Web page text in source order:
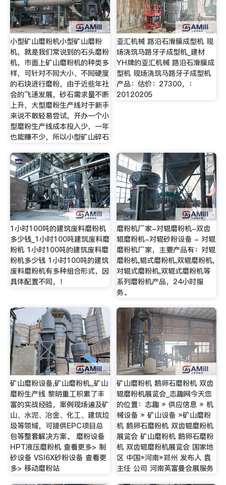
小型矿山磨粉机小型矿山磨粉
机，就是我们常说到的石头磨粉
机，市面上矿山磨粉机的种类多
样，可针对不同大小、不同硬度
的石块进行磨粉，由于近些年社
会的飞速发展，砂石需求量不断
上升，大型磨粉生产线对于新手
来说不敢轻易尝试，开办一个小
型磨粉生产线成本投入少，一年
也能赚不少，所以小型矿山碎石
亚汇机械 路沿石滑膜成型机 现
场浇筑马路牙子成型机_建材
YH牌的亚汇机械 路沿石滑膜成
型机 现场浇筑马路牙子成型机
产品：估价：27300，：
20120205
1小时100吨的建筑废料磨粉机
多少钱_1小时100吨建筑废料磨
粉机 1小时100吨的建筑废料磨
粉机多少钱 1小时100吨的建筑
废料磨粉机有多种组合形式，因
具体配置不同，！
磨粉机厂家-对辊磨粉机-双齿
辊磨粉机-对辊砂粉设备 - 对辊
磨粉机厂家，主要产品有：对辊
磨粉机,辊式磨粉机,双辊磨粉机,
对辊式磨粉机,双辊式磨粉机等
系列磨粉机产品，24小时服
务。
矿山磨粉设备,矿山磨粉机,,矿山
磨粉生产线 黎明重工积累了丰
富的实战经验，案例现场遍及矿
山、水泥、冶金、化工、建筑垃
圾等领域，可提供EPC项目总
包等整套解决方案。 磨粉设备
HPT液压磨粉机 查看更多> 制
砂设备 VSI6X砂粉设备 查看更
多> 移动磨粉站
矿山磨粉机 鹅卵石磨粉机 双齿
辊磨粉机展览会_志趣网今天您
的位置：志趣 » 供应信息 » 机
械设备 » 矿山设备 »矿山磨粉
机 鹅卵石磨粉机 双齿辊磨粉机
展览会 矿山磨粉机 鹅卵石磨粉
机 双齿辊磨粉机展览会 国家地
区 中国»河南»郑州 发布人 袁
主任 公司 河南英富曼会展服务